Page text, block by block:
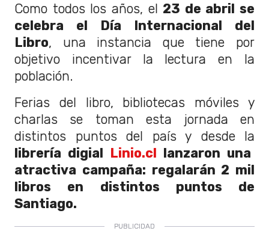
Como todos los años, el 23 de abril se
celebra el Día Internacional del
Libro, una instancia que tiene por
objetivo incentivar la lectura en la
población.
Ferias del libro, bibliotecas móviles y
charlas se toman esta jornada en
distintos puntos del país y desde la
librería digial Linio.cl lanzaron una
atractiva campaña: regalarán 2 mil
libros en distintos puntos de
Santiago.